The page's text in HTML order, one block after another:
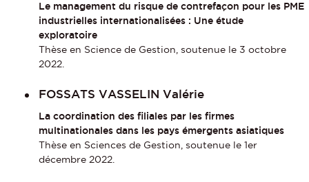
Le management du risque de contrefaçon pour les PME
industrielles internationalisées : Une étude
exploratoire
Thèse en Science de Gestion, soutenue le 3 octobre
2022.
FOSSATS VASSELIN Valérie
La coordination des filiales par les firmes
multinationales dans les pays émergents asiatiques
Thèse en Sciences de Gestion, soutenue le 1er
décembre 2022.